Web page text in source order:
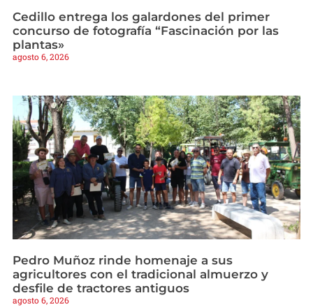
Cedillo entrega los galardones del primer
concurso de fotografía “Fascinación por las
plantas»
agosto 6, 2026
Pedro Muñoz rinde homenaje a sus
agricultores con el tradicional almuerzo y
desfile de tractores antiguos
agosto 6, 2026